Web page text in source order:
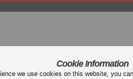
นเดสลีกา ลีกเอิง ยูฟ่ายูโรปาลีก 2022 ก
Cookie Information
we use cookies on this website, you